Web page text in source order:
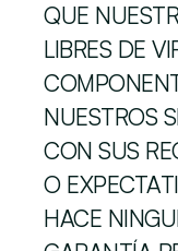
QUE
LIBRES DE
NUESTROS
CON SUS
O
HACE